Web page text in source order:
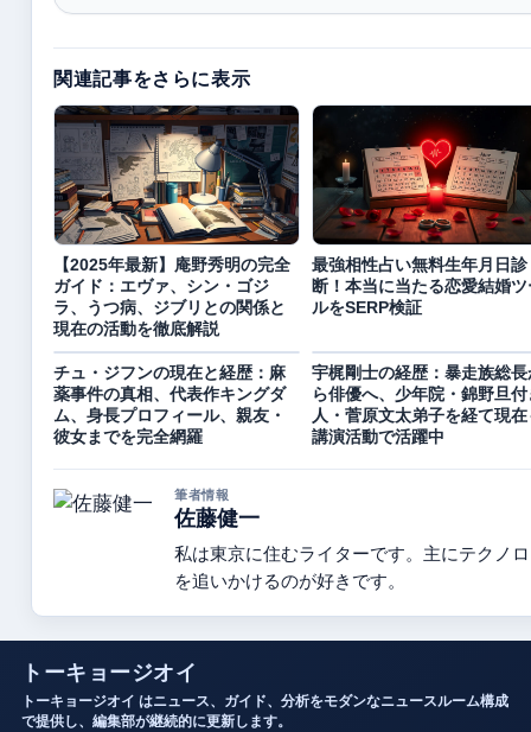
関連記事をさらに表示
【2025年最新】庵野秀明の完全
ガイド：エヴァ、シン・ゴジ
ラ、うつ病、ジブリとの関係と
現在の活動を徹底解説
最強相性占い無料生年月日診
断！本当に当たる恋愛結婚ツ
ルをSERP検証
チュ・ジフンの現在と経歴：麻
薬事件の真相、代表作キングダ
ム、身長プロフィール、親友・
彼女までを完全網羅
宇梶剛士の経歴：暴走族総長
ら俳優へ、少年院・錦野旦付
人・菅原文太弟子を経て現在
講演活動で活躍中
筆者情報
佐藤健一
私は東京に住むライターです。主にテクノ
を追いかけるのが好きです。
トーキョージオイ
トーキョージオイ はニュース、ガイド、分析をモダンなニュースルーム構成
で提供し、編集部が継続的に更新します。